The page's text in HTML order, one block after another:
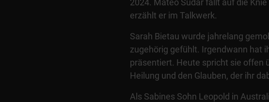
erzählt er im Talkwerk.
Sarah Bietau wurde jahrelang
zugehörig gefühlt. Irgendwann hat
präsentiert. Heute spricht sie offen
Heilung und den Glauben, der ihr
Als Sabines Sohn Leopold in